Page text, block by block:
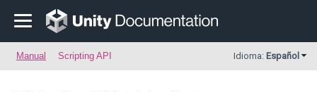
Manual Scripting API Idioma: Español